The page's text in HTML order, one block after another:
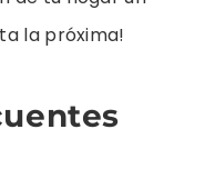
la próxima!